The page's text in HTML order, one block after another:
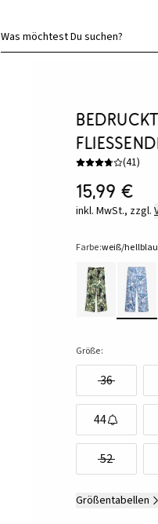
Was möchtest Du suchen?
(41)
15,99 €
inkl. MwSt., zzgl.
Farbe:weiß/
Größe:
36
44
52
Größentabellen